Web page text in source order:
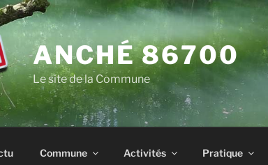
ANCHÉ 86700
Le site de la Commune
Commune Activités Pratique